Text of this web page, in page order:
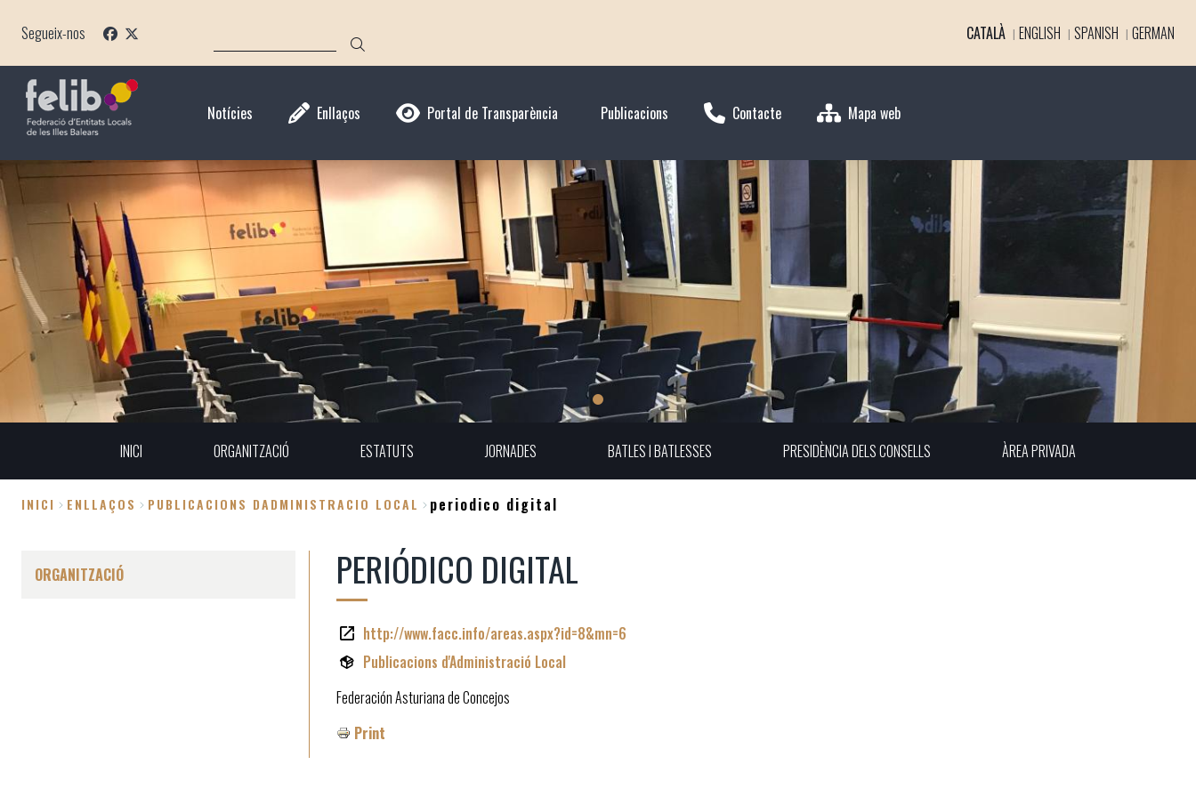
Segueix-nos CATALÀ ENGLISH SPANISH GERMAN
Notícies Enllaços Portal de Transparència Publicacions Contacte Mapa web
INICI ORGANITZACIÓ ESTATUTS JORNADES BATLES I BATLESSES PRESIDÈNCIA DELS CONSELLS ÀREA PRIVADA
d'Ariadna
INICI ENLLAÇOS PUBLICACIONS DADMINISTRACIO LOCAL periodico digital
ORGANITZACIÓ PERIÓDICO DIGITAL
http://www.facc.info/areas.aspx?id=8&mn=6
Publicacions d'Administració Local
Federación Asturiana de Concejos
Print